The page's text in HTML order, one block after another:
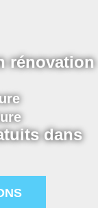
rénovation
dans